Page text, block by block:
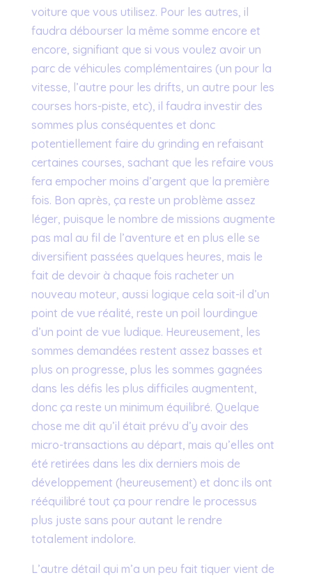
voiture que vous utilisez. Pour les autres, il
faudra débourser la même somme encore et
encore, signifiant que si vous voulez avoir un
parc de véhicules complémentaires (un pour la
vitesse, l’autre pour les drifts, un autre pour les
courses hors-piste, etc), il faudra investir des
sommes plus conséquentes et donc
potentiellement faire du grinding en refaisant
certaines courses, sachant que les refaire vous
fera empocher moins d’argent que la première
fois. Bon après, ça reste un problème assez
léger, puisque le nombre de missions augmente
pas mal au fil de l’aventure et en plus elle se
diversifient passées quelques heures, mais le
fait de devoir à chaque fois racheter un
nouveau moteur, aussi logique cela soit-il d’un
point de vue réalité, reste un poil lourdingue
d’un point de vue ludique. Heureusement, les
sommes demandées restent assez basses et
plus on progresse, plus les sommes gagnées
dans les défis les plus difficiles augmentent,
donc ça reste un minimum équilibré. Quelque
chose me dit qu’il était prévu d’y avoir des
micro-transactions au départ, mais qu’elles ont
été retirées dans les dix derniers mois de
développement (heureusement) et donc ils ont
rééquilibré tout ça pour rendre le processus
plus juste sans pour autant le rendre
totalement indolore.
L’autre détail qui m’a un peu fait tiquer vient de